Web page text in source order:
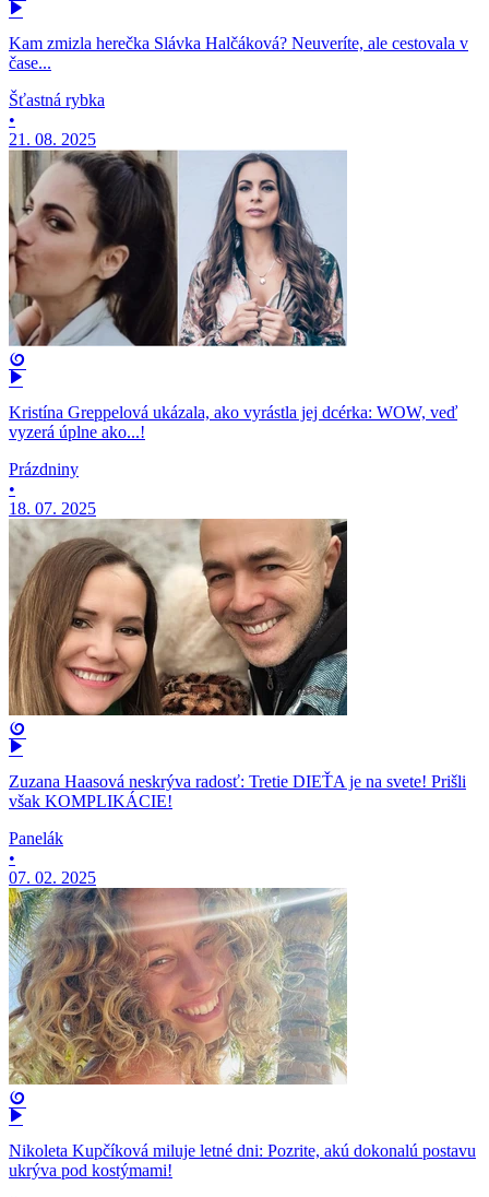
Kam zmizla herečka Slávka Halčáková? Neuveríte, ale cestovala v
čase...
Šťastná rybka
•
21. 08. 2025
Kristína Greppelová ukázala, ako vyrástla jej dcérka: WOW, veď
vyzerá úplne ako...!
Prázdniny
•
18. 07. 2025
Zuzana Haasová neskrýva radosť: Tretie DIEŤA je na svete! Prišli
však KOMPLIKÁCIE!
Panelák
•
07. 02. 2025
Nikoleta Kupčíková miluje letné dni: Pozrite, akú dokonalú postavu
ukrýva pod kostýmami!